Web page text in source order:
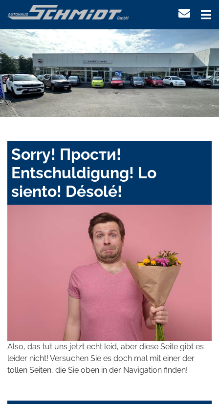
Sorry! Прости!
Entschuldigung! Lo
siento! Désolé!
Also, das tut uns jetzt echt leid, aber diese Seite gibt es
leider nicht! Versuchen Sie es doch mal mit einer der
tollen Seiten, die Sie oben in der Navigation finden!